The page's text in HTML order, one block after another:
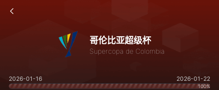
哥伦比亚超级杯
Supercopa de Colombia
2026-01-16 2026-01-22
100%